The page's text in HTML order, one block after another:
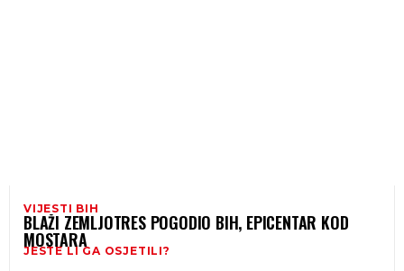
VIJESTI BIH
BLAŽI ZEMLJOTRES POGODIO BIH, EPICENTAR KOD
MOSTARA
JESTE LI GA OSJETILI?